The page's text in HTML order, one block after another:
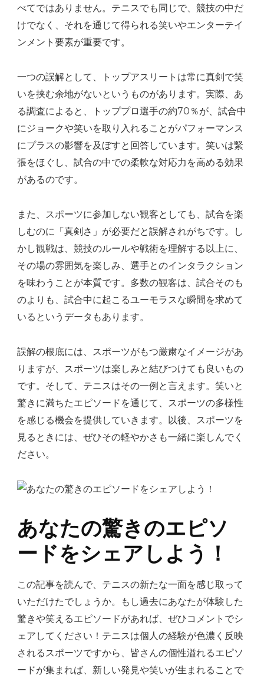
べてではありません。テニスでも同じで、競技の中だ
けでなく、それを通じて得られる笑いやエンターテイ
ンメント要素が重要です。
一つの誤解として、トップアスリートは常に真剣で笑
いを挟む余地がないというものがあります。実際、あ
る調査によると、トッププロ選手の約70％が、試合中
にジョークや笑いを取り入れることがパフォーマンス
にプラスの影響を及ぼすと回答しています。笑いは緊
張をほぐし、試合の中での柔軟な対応力を高める効果
があるのです。
また、スポーツに参加しない観客としても、試合を楽
しむのに「真剣さ」が必要だと誤解されがちです。し
かし観戦は、競技のルールや戦術を理解する以上に、
その場の雰囲気を楽しみ、選手とのインタラクション
を味わうことが本質です。多数の観客は、試合そのも
のよりも、試合中に起こるユーモラスな瞬間を求めて
いるというデータもあります。
誤解の根底には、スポーツがもつ厳粛なイメージがあ
りますが、スポーツは楽しみと結びつけても良いもの
です。そして、テニスはその一例と言えます。笑いと
驚きに満ちたエピソードを通じて、スポーツの多様性
を感じる機会を提供していきます。以後、スポーツを
見るときには、ぜひその軽やかさも一緒に楽しんでく
ださい。
あなたの驚きのエピソ
ードをシェアしよう！
この記事を読んで、テニスの新たな一面を感じ取って
いただけたでしょうか。もし過去にあなたが体験した
驚きや笑えるエピソードがあれば、ぜひコメントでシ
ェアしてください！テニスは個人の経験が色濃く反映
されるスポーツですから、皆さんの個性溢れるエピソ
ードが集まれば、新しい発見や笑いが生まれることで